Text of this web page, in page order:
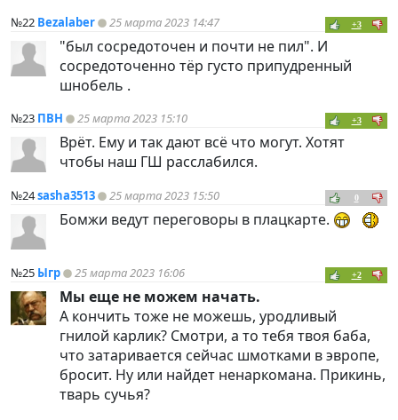
№22 Bezalaber 25 марта 2023 14:47 +3
"был сосредоточен и почти не пил". И
сосредоточенно тёр густо припудренный
шнобель .
№23 ПВН 25 марта 2023 15:10 +3
Врёт. Ему и так дают всё что могут. Хотят
чтобы наш ГШ расслабился.
№24sasha3513 25 марта 2023 15:50 0
Бомжи ведут переговоры в плацкарте.
№25 Ыгр 25 марта 2023 16:06 +2
Мы еще не можем начать.
А кончить тоже не можешь, уродливый
гнилой карлик? Смотри, а то тебя твоя баба,
что затаривается сейчас шмотками в эвропе,
бросит. Ну или найдет ненаркомана. Прикинь,
тварь сучья?